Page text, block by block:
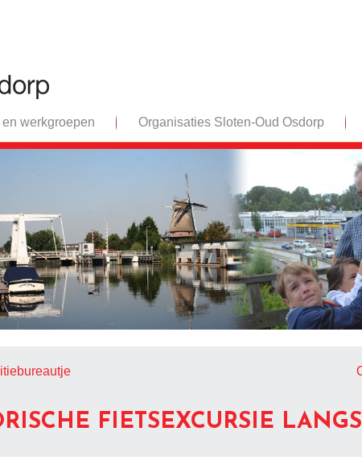
en werkgroepen Organisaties Sloten-Oud Osdorp
FIETSEXCURSIE